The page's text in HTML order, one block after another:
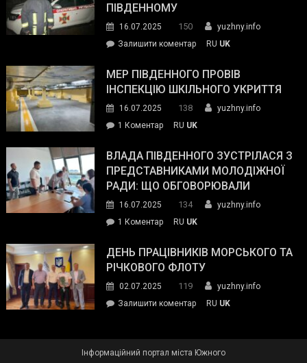
силових
та
органів:
«Наш
спільний
окупанти.
Маємо
діяти
команда
ПІВДЕННОМУ
16.07.2025 150
yuzhny.info
Залишити коментарon
ДСНС
власноруч
пожежу
у
RU UK
МЕР ПІВДЕННОГО ПРОВІВ
ІНСПЕКЦІЮ ШКІЛЬНОГО УКРИТТЯ
16.07.2025 138
yuzhny.info
1 Коментардо
Південного
провів
інспекцію
укриття
RU UK
ВЛАДА ПІВДЕННОГО ЗУСТРІЛАСЯ З
ПРЕДСТАВНИКАМИ МОЛОДІЖНОЇ
РАДИ: ЩО ОБГОВОРЮВАЛИ
16.07.2025 134
yuzhny.info
1 Коментардо
Південного
зустрілася
представниками
молодіжної
обговорювали
RU UK
ДЕНЬ ПРАЦІВНИКІВ МОРСЬКОГО ТА
РІЧКОВОГО ФЛОТУ
02.07.2025 119
yuzhny.info
Залишити коментарon
RU UK
Інформаційний портал міста Южного